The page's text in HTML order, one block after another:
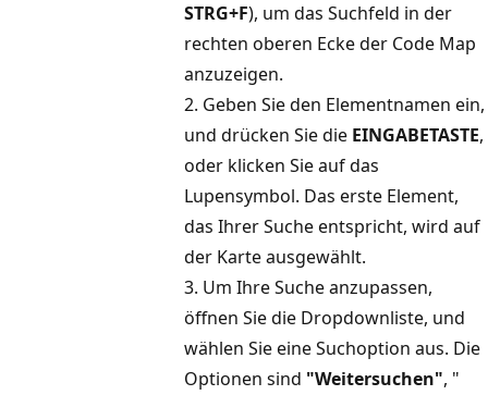
STRG+F), um das Suchfeld in der
rechten oberen Ecke der Code Map
anzuzeigen.
2. Geben Sie den Elementnamen ein,
und drücken Sie die EINGABETASTE,
oder klicken Sie auf das
Lupensymbol. Das erste Element,
das Ihrer Suche entspricht, wird auf
der Karte ausgewählt.
3. Um Ihre Suche anzupassen,
öffnen Sie die Dropdownliste, und
wählen Sie eine Suchoption aus. Die
Optionen sind "Weitersuchen", "